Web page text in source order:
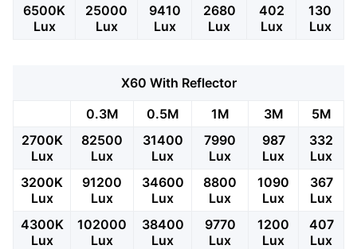
6500K
Lux
25000
Lux
9410
Lux
2680
Lux
402
Lux
130
Lux
X60 With Reflector
0.3M
0.5M 1M 3M
5M
2700K
Lux
82500
Lux
31400
Lux
7990
Lux
987
Lux
332
Lux
3200K
Lux
91200
Lux
34600
Lux
8800
Lux
1090
Lux
367
Lux
4300K
Lux
102000
Lux
38400
Lux
9770
Lux
1200
Lux
407
Lux